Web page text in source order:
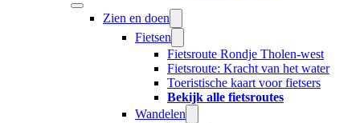
Zien en doen
Fietsen
Fietsroute Rondje Tholen-west
Fietsroute: Kracht van het water
Toeristische kaart voor fietsers
Bekijk alle fietsroutes
Wandelen